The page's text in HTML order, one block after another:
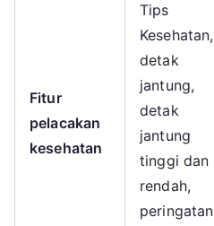
Fitur
pelacakan
kesehatan
Tips
Kesehatan,
detak
jantung,
detak
jantung
tinggi dan
rendah,
peringatan